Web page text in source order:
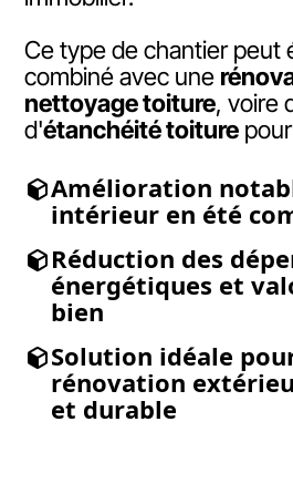
Ce type de chantier peut
combiné avec une
nettoyage toiture, voire
d'étanchéité toiture
Amélioration
intérieur en été
Réduction des
énergétiques et
bien
Solution idéale
rénovation
et durable